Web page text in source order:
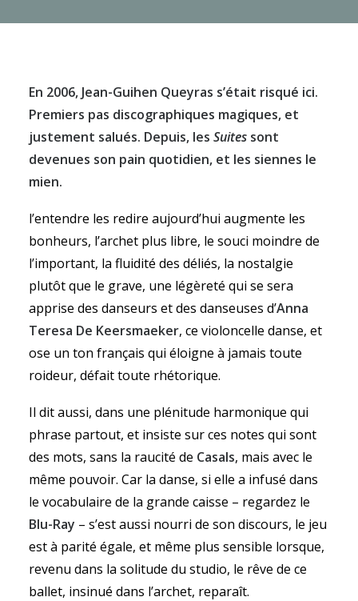
RECHERCHE
En 2006, Jean-Guihen Queyras s’était risqué ici.
Premiers pas discographiques magiques, et
justement salués. Depuis, les Suites sont
devenues son pain quotidien, et les siennes le
mien.
l’entendre les redire aujourd’hui augmente les
bonheurs, l’archet plus libre, le souci moindre de
l’important, la fluidité des déliés, la nostalgie
plutôt que le grave, une légèreté qui se sera
apprise des danseurs et des danseuses d’Anna
Teresa De Keersmaeker, ce violoncelle danse, et
ose un ton français qui éloigne à jamais toute
roideur, défait toute rhétorique.
Il dit aussi, dans une plénitude harmonique qui
phrase partout, et insiste sur ces notes qui sont
des mots, sans la raucité de Casals, mais avec le
même pouvoir. Car la danse, si elle a infusé dans
le vocabulaire de la grande caisse – regardez le
Blu-Ray – s’est aussi nourri de son discours, le jeu
est à parité égale, et même plus sensible lorsque,
revenu dans la solitude du studio, le rêve de ce
ballet, insinué dans l’archet, reparaît.